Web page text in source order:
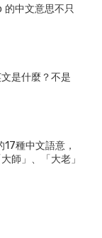
的中文意思不只
是什麼？不是
17種中文語意，
師」、「大老」